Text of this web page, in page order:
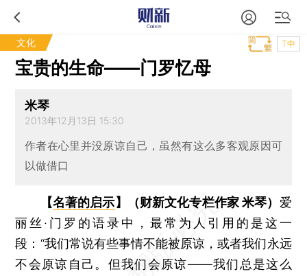
文化 T中
宝贵的生命——门罗忆母
米琴
2013年12月13日 15:30
作者在心里并没原谅自己，虽然有这么多客观原因可
以做借口
【名著的启示】（财新文化专栏作家 米琴） 爱
丽丝·门罗的语录中，最常为人引用的是这一
段：“我们常说有些事情不能被原谅，或者我们永远
不会原谅自己。但我们会原谅——我们总是这么